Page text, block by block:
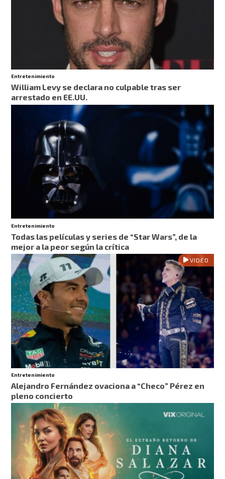
Entretenimiento
William Levy se declara no culpable tras ser
arrestado en EE.UU.
Entretenimiento
Todas las películas y series de “Star Wars”, de la
mejor a la peor según la crítica
VIDEO
Entretenimiento
Alejandro Fernández ovaciona a “Checo” Pérez en
pleno concierto